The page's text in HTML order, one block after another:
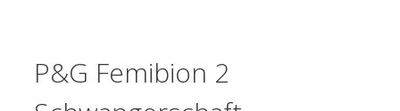
P&G Femibion 2